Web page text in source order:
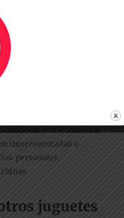
a un profesional de la
el mejor
son el material
interconectadas o
personales,
juguetes